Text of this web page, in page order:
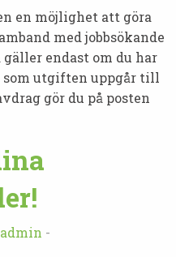
en möjlighet att göra
med jobbsökande
endast om du har
utgiften uppgår till
gör du på posten
-